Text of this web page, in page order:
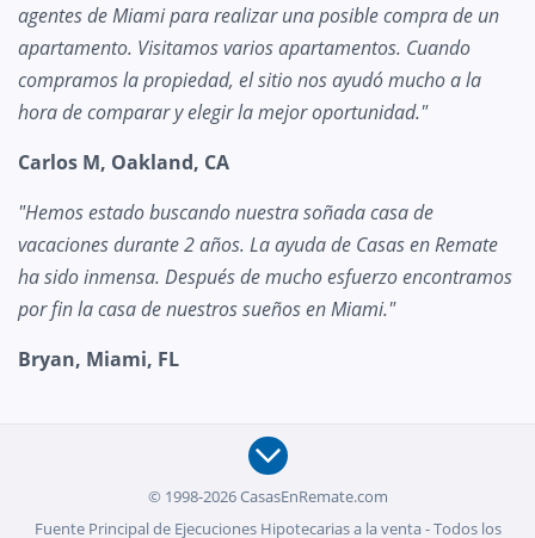
agentes de Miami para realizar una posible compra de un
apartamento. Visitamos varios apartamentos. Cuando
compramos la propiedad, el sitio nos ayudó mucho a la
hora de comparar y elegir la mejor oportunidad."
Carlos M, Oakland, CA
"Hemos estado buscando nuestra soñada casa de
vacaciones durante 2 años. La ayuda de Casas en Remate
ha sido inmensa. Después de mucho esfuerzo encontramos
por fin la casa de nuestros sueños en Miami."
Bryan, Miami, FL
© 1998-2026 CasasEnRemate.com
Fuente Principal de Ejecuciones Hipotecarias a la venta - Todos los